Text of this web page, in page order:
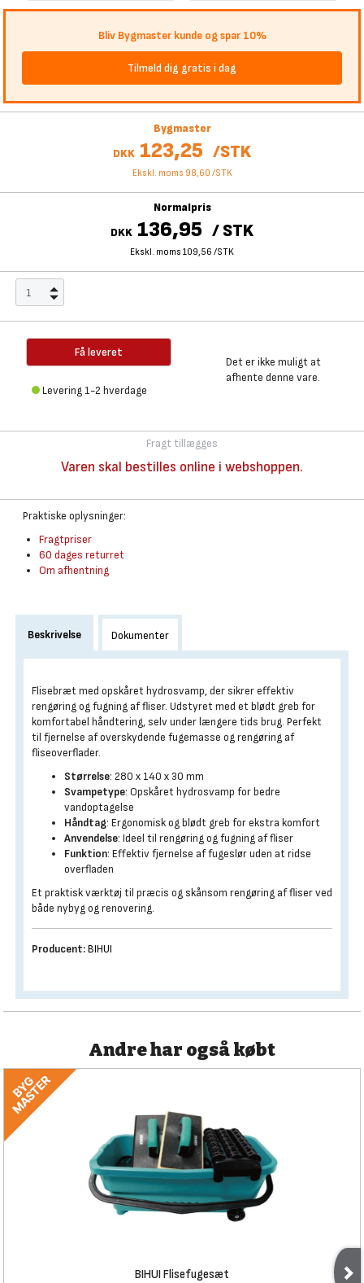
Bliv Bygmaster kunde og spar 10%
Tilmeld dig gratis i dag
Bygmaster
DKK 123,25 /STK
Ekskl. moms 98,60 /STK
Normalpris
DKK 136,95 /STK
Ekskl. moms 109,56 /STK
Få leveret
Levering 1-2 hverdage
Det er ikke muligt at
afhente denne vare.
Fragt tillægges
Varen skal bestilles online i webshoppen.
Praktiske oplysninger:
Fragtpriser
60 dages returret
Om afhentning
Beskrivelse Dokumenter
Flisebræt med opskåret hydrosvamp, der sikrer effektiv
rengøring og fugning af fliser. Udstyret med et blødt greb for
komfortabel håndtering, selv under længere tids brug. Perfekt
til fjernelse af overskydende fugemasse og rengøring af
fliseoverflader.
Størrelse: 280 x 140 x 30 mm
Svampetype: Opskåret hydrosvamp for bedre
vandoptagelse
Håndtag: Ergonomisk og blødt greb for ekstra komfort
Anvendelse: Ideel til rengøring og fugning af fliser
Funktion: Effektiv fjernelse af fugeslør uden at ridse
overfladen
Et praktisk værktøj til præcis og skånsom rengøring af fliser ved
både nybyg og renovering.
Producent:BIHUI
Andre har også købt
BIHUI Flisefugesæt